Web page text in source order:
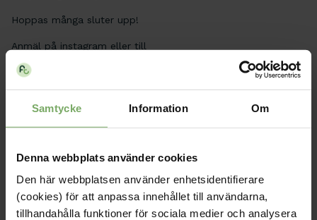
Samtycke Information Om
Denna webbplats använder cookies
Den här webbplatsen använder enhetsidentifierare
(cookies) för att anpassa innehållet till användarna,
tillhandahålla funktioner för sociala medier och analysera
Hoppas många sluter upp!
Anmäl på instagram eller till
gavleborg@fysioterapeuterna.se